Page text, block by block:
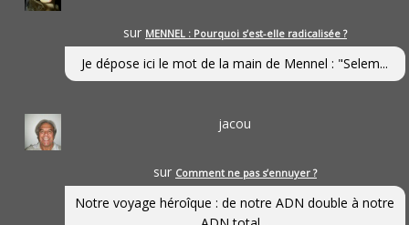
sur MENNEL : Pourquoi s’est-elle radicalisée ?
Je dépose ici le mot de la main de Mennel : "Selem...
jacou
sur Comment ne pas s’ennuyer ?
Notre voyage héroîque : de notre ADN double à notre